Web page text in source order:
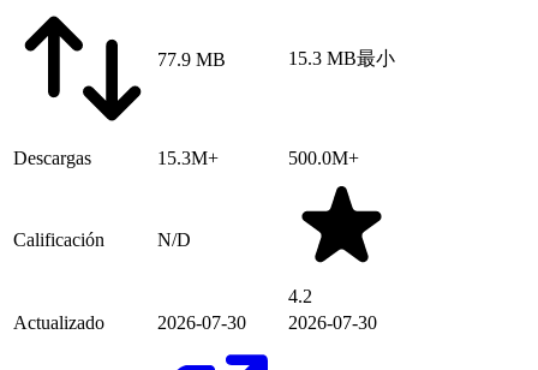
77.9 MB 15.3 MB最小
Descargas 15.3M+ 500.0M+
Calificación N/D
4.2
Actualizado
2026-07-30 2026-07-30